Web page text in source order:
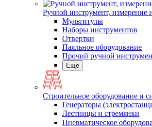
Ручной инструмент, измерение
Мультитулы
Наборы инструментов
Отвертки
Паяльное оборудование
Прочий ручной
Еще
Строительное оборудование и
Генераторы
Лестницы и стремянки
Пневматическое